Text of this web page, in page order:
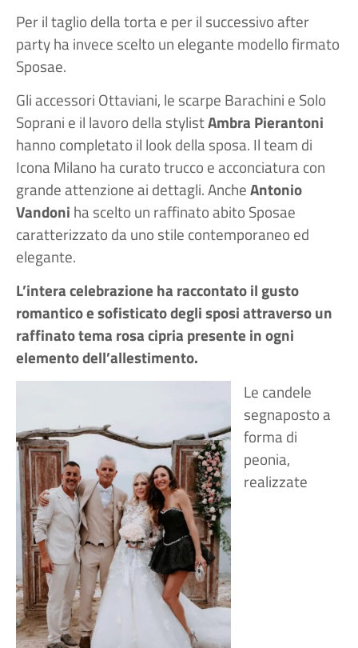
Per il taglio della torta e per il successivo after
party ha invece scelto un elegante modello firmato
Sposae.
Gli accessori Ottaviani, le scarpe Barachini e Solo
Soprani e il lavoro della stylistAmbra Pierantoni
hanno completato il look della sposa. Il team di
Icona Milano ha curato trucco e acconciatura con
grande attenzione ai dettagli. AncheAntonio
Vandoni ha scelto un raffinato abito Sposae
caratterizzato da uno stile contemporaneo ed
elegante.
L’intera celebrazione ha raccontato il gusto
romantico e sofisticato degli sposi attraverso un
raffinato tema rosa cipria presente in ogni
elemento dell’allestimento.
Le candele
segnaposto a
forma di
peonia,
realizzate